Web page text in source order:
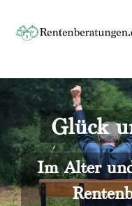
content
Startseite
Rente
Rentenberater
Über uns
Kontakt
Glück
Im Alter